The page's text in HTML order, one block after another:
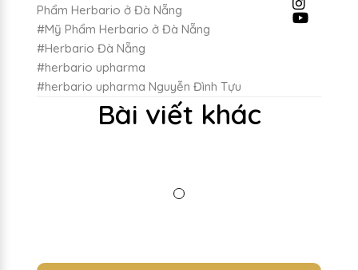
Phẩm Herbario ở Đà Nẵng
#Mỹ Phẩm Herbario ở Đà Nẵng
#Herbario Đà Nẵng
#herbario upharma
#herbario upharma Nguyễn Đình Tựu
Bài viết khác